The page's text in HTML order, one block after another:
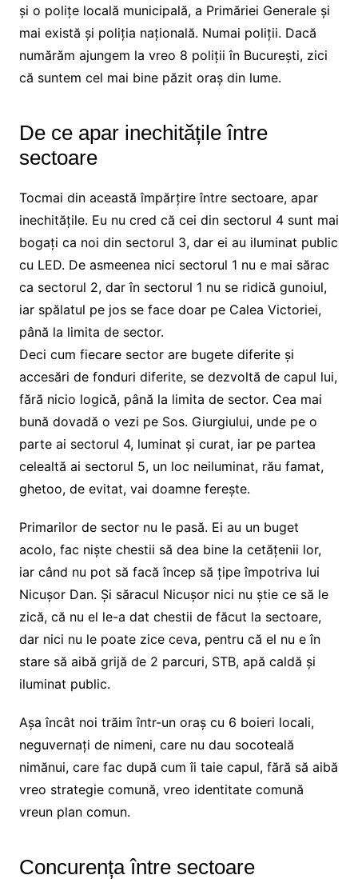
și o polițe locală municipală, a Primăriei Generale și
mai există și poliția națională. Numai poliții. Dacă
numărăm ajungem la vreo 8 poliții în București, zici
că suntem cel mai bine păzit oraș din lume.
De ce apar inechitățile între
sectoare
Tocmai din această împărțire între sectoare, apar
inechitățile. Eu nu cred că cei din sectorul 4 sunt mai
bogați ca noi din sectorul 3, dar ei au iluminat public
cu LED. De asmeenea nici sectorul 1 nu e mai sărac
ca sectorul 2, dar în sectorul 1 nu se ridică gunoiul,
iar spălatul pe jos se face doar pe Calea Victoriei,
până la limita de sector.
Deci cum fiecare sector are bugete diferite și
accesări de fonduri diferite, se dezvoltă de capul lui,
fără nicio logică, până la limita de sector. Cea mai
bună dovadă o vezi pe Sos. Giurgiului, unde pe o
parte ai sectorul 4, luminat și curat, iar pe partea
celealtă ai sectorul 5, un loc neiluminat, rău famat,
ghetoo, de evitat, vai doamne ferește.
Primarilor de sector nu le pasă. Ei au un buget
acolo, fac niște chestii să dea bine la cetățenii lor,
iar când nu pot să facă încep să țipe împotriva lui
Nicușor Dan. Și săracul Nicușor nici nu știe ce să le
zică, că nu el le-a dat chestii de făcut la sectoare,
dar nici nu le poate zice ceva, pentru că el nu e în
stare să aibă grijă de 2 parcuri, STB, apă caldă și
iluminat public.
Așa încât noi trăim într-un oraș cu 6 boieri locali,
neguvernați de nimeni, care nu dau socoteală
nimănui, care fac după cum îi taie capul, fără să aibă
vreo strategie comună, vreo identitate comună
vreun plan comun.
Concurența între sectoare